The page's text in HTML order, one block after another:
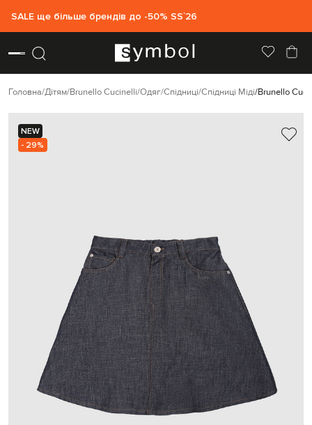
SALE ще більше брендів до -50% SS`26
Головна Дітям Brunello Cucinelli Одяг Спідниці Спідниці Міді Brunello
NEW
- 29%